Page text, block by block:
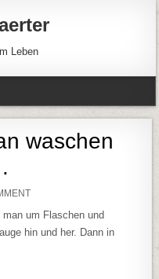
Leben
waschen
ON SPITZEN, DIE MAN
um Flaschen und
hin und her. Dann in